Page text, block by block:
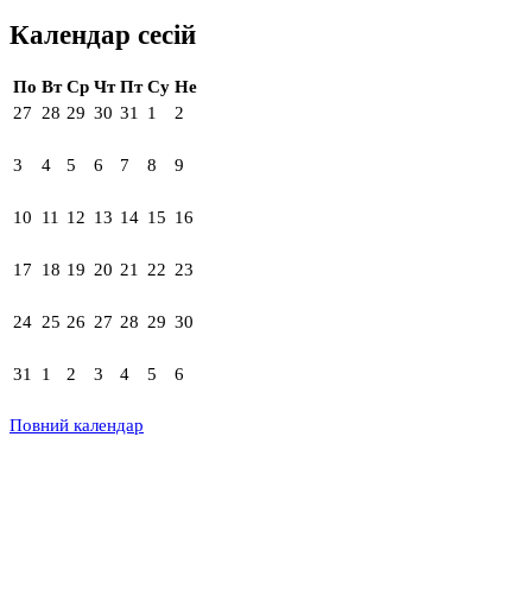
Календар сесій
По Вт Ср Чт Пт Су Не
27 28 29 30 31 1 2
3 4 5 6 7 8 9
10 11 12 13 14 15 16
17 18 19 20 21 22 23
24 25 26 27 28 29 30
31 1 2 3 4 5 6
Повний календар